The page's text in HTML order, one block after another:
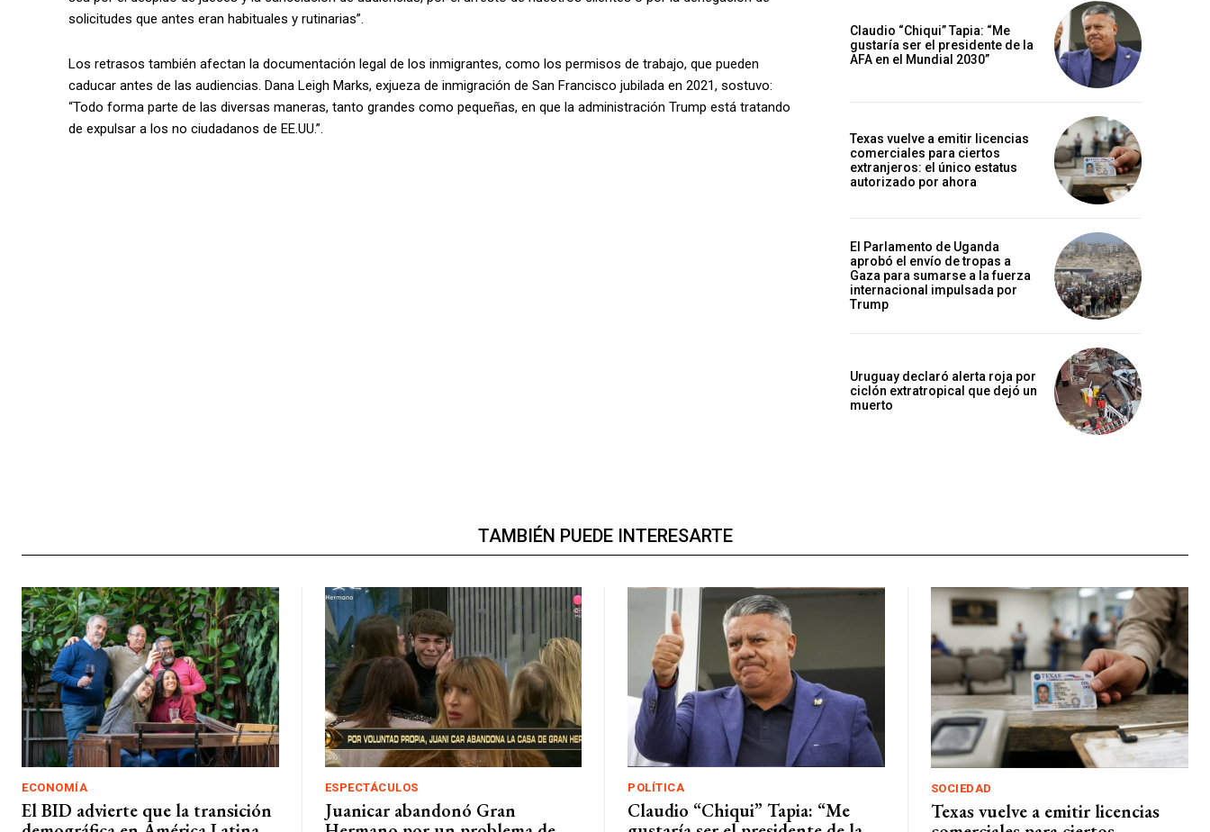
solicitudes que antes eran habituales y rutinarias”.
Los retrasos también afectan la documentación legal de los inmigrantes, como los permisos de trabajo, que pueden
caducar antes de las audiencias. Dana Leigh Marks, exjueza de inmigración de San Francisco jubilada en 2021, sostuvo:
“Todo forma parte de las diversas maneras, tanto grandes como pequeñas, en que la administración Trump está tratando
de expulsar a los no ciudadanos de EE.UU.”.
Claudio “Chiqui” Tapia: “Me
gustaría ser el presidente de la
AFA en el Mundial 2030”
Texas vuelve a emitir licencias
comerciales para ciertos
extranjeros: el único estatus
autorizado por ahora
El Parlamento de Uganda
aprobó el envío de tropas a
Gaza para sumarse a la fuerza
internacional impulsada por
Trump
Uruguay declaró alerta roja por
ciclón extratropical que dejó un
muerto
TAMBIÉN PUEDE INTERESARTE
ECONOMÍA
El BID advierte que la transición
ESPECTÁCULOS
Juanicar abandonó Gran
POLÍTICA
Claudio “Chiqui” Tapia: “Me
SOCIEDAD
Texas vuelve a emitir licencias